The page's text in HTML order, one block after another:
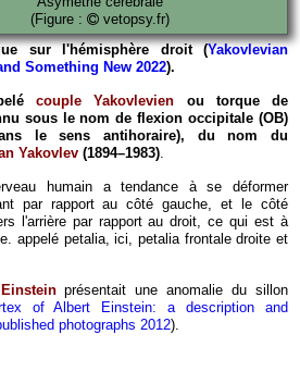
(Figure :
vetopsy.fr)
sur l'hémisphère droit(Yakovlevian
Something New 2022).
couple Yakovlevien ou torque de
sous le nom de flexion occipitale (OB)
le sens antihoraire), du nom du
Yakovlev (1894–1983)
humain a tendance à se déformer
par rapport au côté gauche, et le côté
l'arrière par rapport au droit, ce qui est à
appelé petalia, ici, petalia frontale droite et
présentait une anomalie du sillon
of Albert Einstein: a description and
photographs 2012).